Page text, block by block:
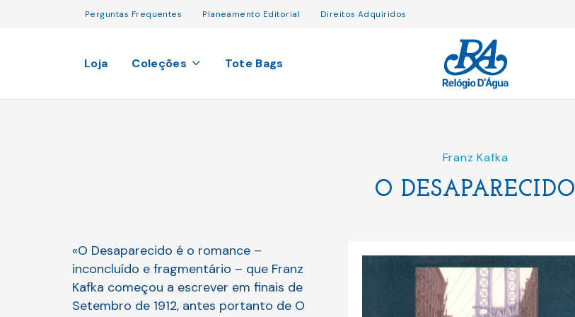
Perguntas Frequentes Planeamento Editorial Direitos Adquiridos
Loja Coleções Tote Bags
Franz Kafka
O DESAPARECIDO
«O Desaparecido é o romance –
inconcluído e fragmentário – que Franz
Kafka começou a escrever em finais de
Setembro de 1912, antes portanto de O